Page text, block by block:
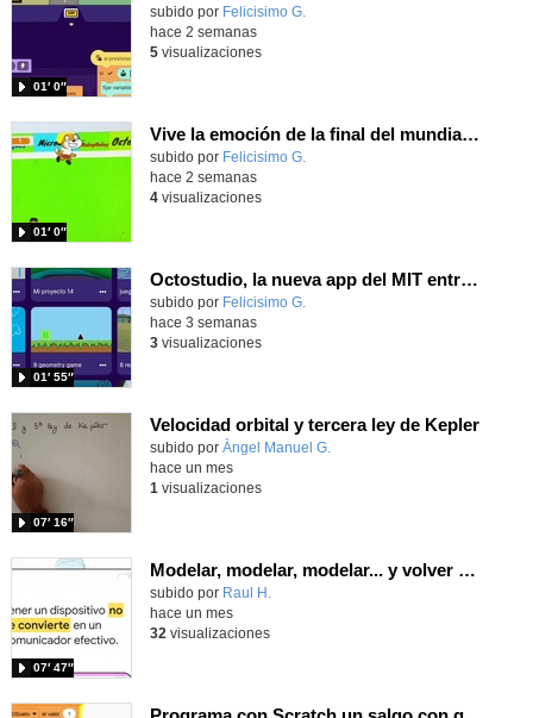
Contenido educativo.
subido por Felicisimo G.
01′ 0″
hace 2 semanas
5visualizaciones
Vive la emoción de la final del mundial 2026, programando con Scratch un juego de toques.
Contenido educativo.
subido por Felicisimo G.
01′ 0″
hace 2 semanas
4visualizaciones
Octostudio, la nueva app del MIT entre Scratch Jr y el Scratch de los mayores
Contenido educativo.
subido por Felicisimo G.
01′ 55″
hace 3 semanas
3visualizaciones
Velocidad orbital y tercera ley de Kepler
Contenido educativo.
subido por Àngel Manuel G.
07′ 16″
hace un mes
1 visualizaciones
Modelar, modelar, modelar... y volver a modelar
Contenido educativo.
subido por Raul H.
07′ 47″
hace un mes
32 visualizaciones